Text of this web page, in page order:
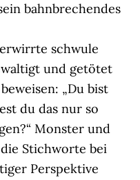
bahnbrechendes
schwule
und getötet
„Du bist
du das nur so
Monster und
Stichworte bei
Perspektive